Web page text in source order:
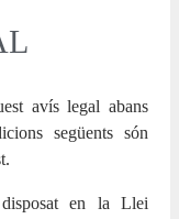
avís legal abans
següents són
en la Llei